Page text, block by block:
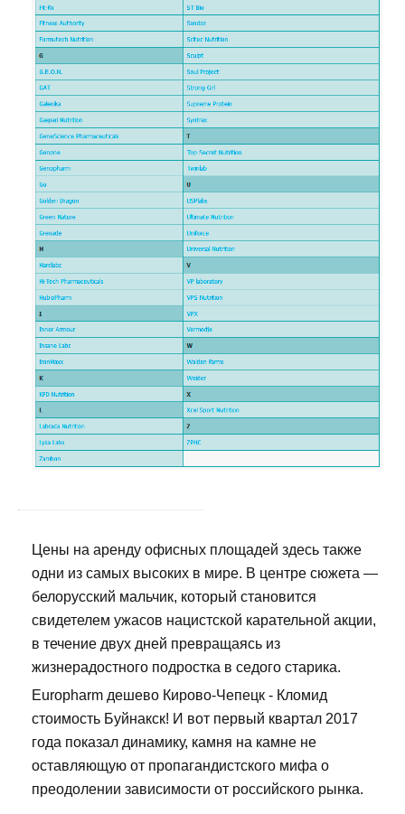
Цены на аренду офисных площадей здесь также
одни из самых высоких в мире. В центре сюжета —
белорусский мальчик, который становится
свидетелем ужасов нацистской карательной акции,
в течение двух дней превращаясь из
жизнерадостного подростка в седого старика.
Europharm дешево Кирово-Чепецк - Кломид
стоимость Буйнакск! И вот первый квартал 2017
года показал динамику, камня на камне не
оставляющую от пропагандистского мифа о
преодолении зависимости от российского рынка.